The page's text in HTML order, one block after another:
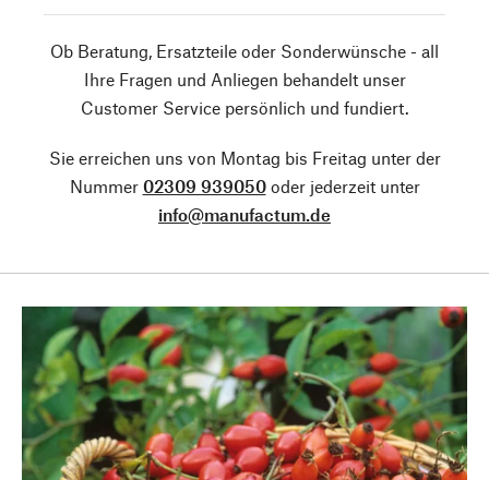
Ob Beratung, Ersatzteile oder Sonderwünsche - all
Ihre Fragen und Anliegen behandelt unser
Customer Service persönlich und fundiert.
Sie erreichen uns von Montag bis Freitag unter der
Nummer 02309 939050oder jederzeit unter
info@manufactum.de